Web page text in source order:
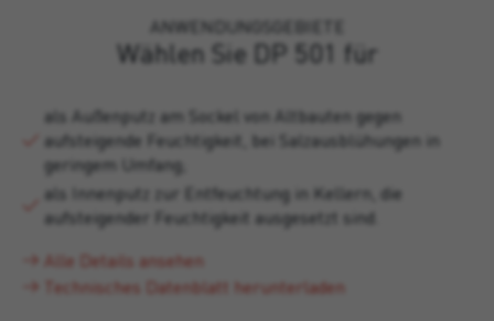
ANWENDUNGSGEBIETE
Wählen Sie DP 501 für
als Außenputz am Sockel von Altbauten gegen
aufsteigende Feuchtigkeit, bei Salzausblühungen in
geringem Umfang;
als Innenputz zur Entfeuchtung in Kellern, die
aufsteigender Feuchtigkeit ausgesetzt sind.
Alle Details ansehen
Technisches Datenblatt herunterladen